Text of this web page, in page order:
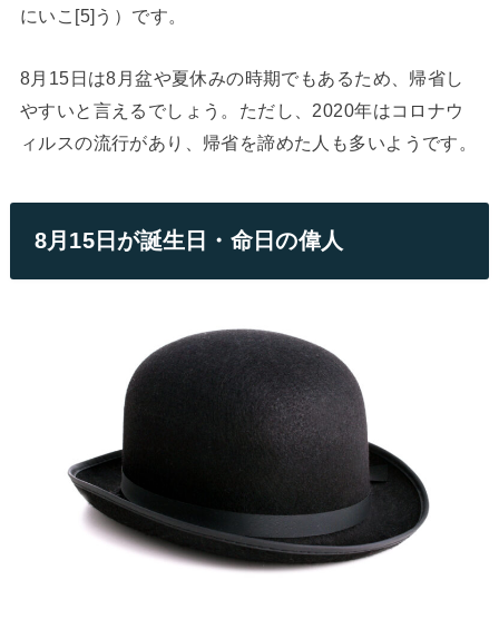
にいこ[5]う）です。
8月15日は8月盆や夏休みの時期でもあるため、帰省し
やすいと言えるでしょう。ただし、2020年はコロナウ
ィルスの流行があり、帰省を諦めた人も多いようです。
8月15日が誕生日・命日の偉人